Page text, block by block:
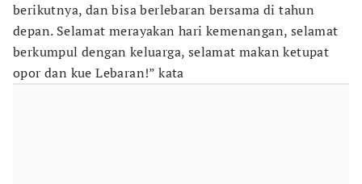
berikutnya, dan bisa berlebaran bersama di tahun
depan. Selamat merayakan hari kemenangan, selamat
berkumpul dengan keluarga, selamat makan ketupat
opor dan kue Lebaran!” kata